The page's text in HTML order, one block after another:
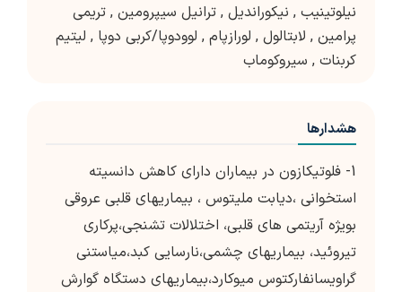
نیلوتینیب , نیکوراندیل , ترانیل سیپرومین , تریمی
پرامین , لابتالول , لورازپام , لوودوپا/کربی دوپا , لیتیم
کربنات , سیروکوماب
هشدارها
1- فلوتیکازون در بیماران دارای کاهش دانسیته
استخوانی ،دیابت ملیتوس ، بیماریهای قلبی عروقی
بویژه آریتمی های قلبی، اختلالات تشنجی،پرکاری
تیروئید، بیماریهای چشمی،نارسایی کبد،میاستنی
گراویسانفارکتوس میوکارد،بیماریهای دستگاه گوارش